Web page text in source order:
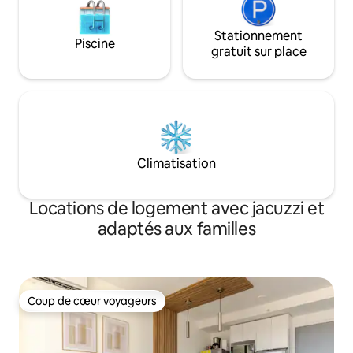
Piscine
Stationnement
gratuit sur place
Climatisation
Locations de logement avec jacuzzi et
adaptés aux familles
Coup de cœur voyageurs
Coup de cœur voyageurs